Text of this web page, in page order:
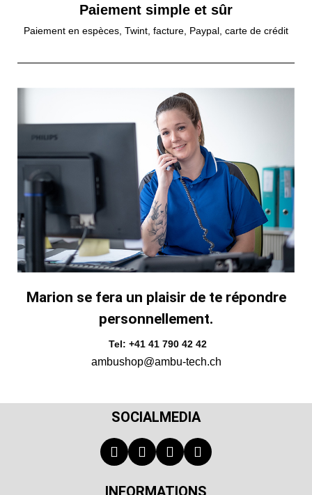
Paiement simple et sûr
Paiement en espèces, Twint, facture, Paypal, carte de crédit
Marion se fera un plaisir de te répondre
personnellement.
Tel: +41 41 790 42 42
ambushop@ambu-tech.ch
SOCIALMEDIA